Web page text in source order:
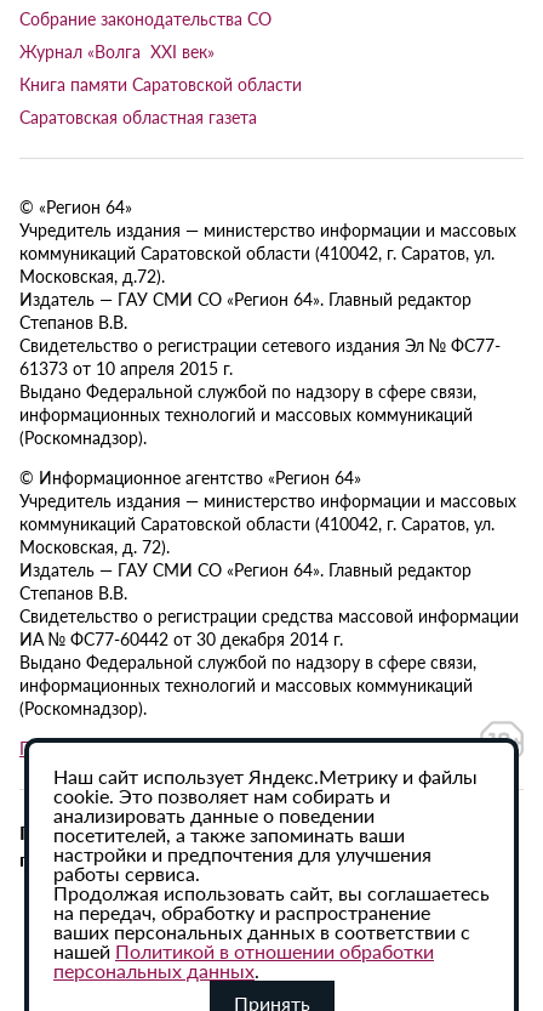
Собрание законодательства СО
Журнал «Волга XXI век»
Книга памяти Саратовской области
Саратовская областная газета
© «Регион 64»
Учредитель издания — министерство информации и массовых
коммуникаций Саратовской области (410042, г. Саратов, ул.
Московская, д.72).
Издатель — ГАУ СМИ СО «Регион 64». Главный редактор
Степанов В.В.
Свидетельство о регистрации сетевого издания Эл № ФС77-
61373 от 10 апреля 2015 г.
Выдано Федеральной службой по надзору в сфере связи,
информационных технологий и массовых коммуникаций
(Роскомнадзор).
© Информационное агентство «Регион 64»
Учредитель издания — министерство информации и массовых
коммуникаций Саратовской области (410042, г. Саратов, ул.
Московская, д. 72).
Издатель — ГАУ СМИ СО «Регион 64». Главный редактор
Степанов В.В.
Свидетельство о регистрации средства массовой информации
ИА № ФС77-60442 от 30 декабря 2014 г.
Выдано Федеральной службой по надзору в сфере связи,
информационных технологий и массовых коммуникаций
(Роскомнадзор).
Политика в отношении обработки персональных данных
При использовании материалов сайта активная
гиперссылка на ИА «Регион 64» обязательна.
Наш сайт использует Яндекс.Метрику и файлы
cookie. Это позволяет нам собирать и
анализировать данные о поведении
посетителей, а также запоминать ваши
настройки и предпочтения для улучшения
работы сервиса.
Продолжая использовать сайт, вы соглашаетесь
на передач, обработку и распространение
ваших персональных данных в соответствии с
нашей Политикой в отношении обработки
персональных данных.
Принять